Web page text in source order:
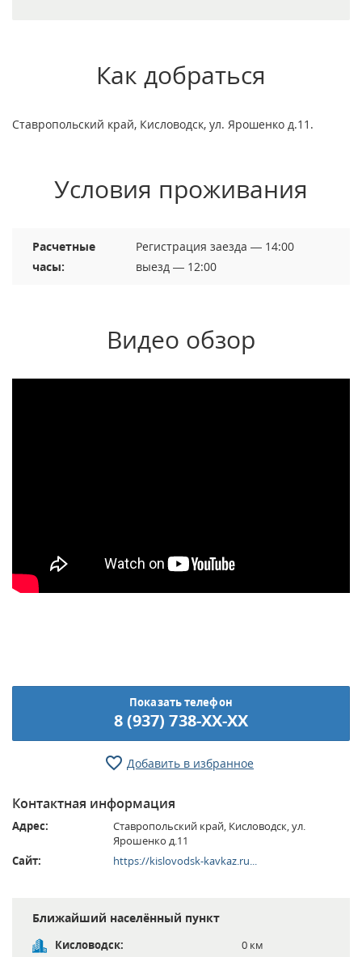
Как добраться
Ставропольский край, Кисловодск, ул. Ярошенко д.11.
Условия проживания
Расчетные
часы:
Регистрация заезда — 14:00
выезд — 12:00
Видео обзор
Показать телефон
8 (937) 738-XX-XX
Добавить в избранное
Контактная информация
Адрес:
Ставропольский край, Кисловодск, ул.
Ярошенко д.11
Сайт:
https://kislovodsk-kavkaz.ru...
Ближайший населённый пункт
Кисловодск: 0 км